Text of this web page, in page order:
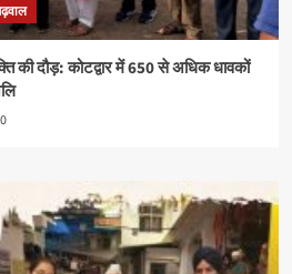
की दौड़: कोटद्वार में 650 से अधिक धावकों
0